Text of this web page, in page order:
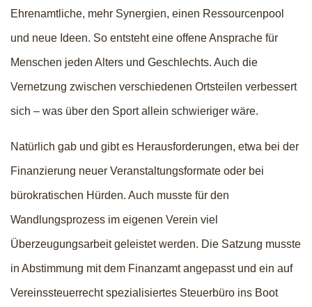
Ehrenamtliche, mehr Synergien, einen Ressourcenpool
und neue Ideen. So entsteht eine offene Ansprache für
Menschen jeden Alters und Geschlechts. Auch die
Vernetzung zwischen verschiedenen Ortsteilen verbessert
sich – was über den Sport allein schwieriger wäre.
Natürlich gab und gibt es Herausforderungen, etwa bei der
Finanzierung neuer Veranstaltungsformate oder bei
bürokratischen Hürden. Auch musste für den
Wandlungsprozess im eigenen Verein viel
Überzeugungsarbeit geleistet werden. Die Satzung musste
in Abstimmung mit dem Finanzamt angepasst und ein auf
Vereinssteuerrecht spezialisiertes Steuerbüro ins Boot